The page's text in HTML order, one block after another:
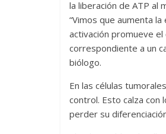
la liberación de ATP al
“Vimos que aumenta
activación promueve
correspondiente a un
biólogo.
En las células
control. Esto calza con
perder su